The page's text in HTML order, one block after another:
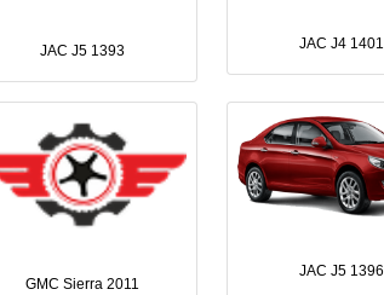
JAC J4 1401
JAC J5 1393
JAC J5 1396
GMC Sierra 2011